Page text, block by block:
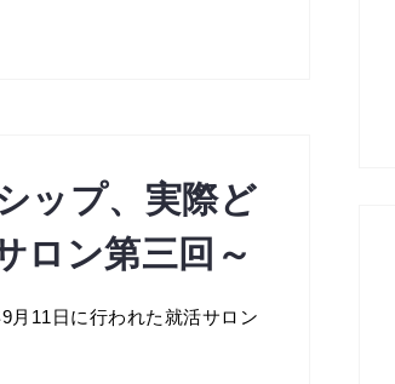
ップ、実際ど
ロン第三回～
月11日に行われた就活サロン